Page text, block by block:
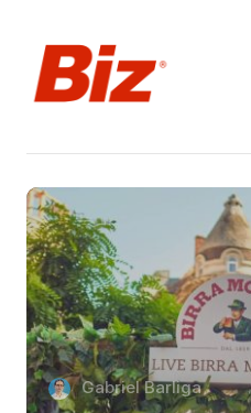
Gabriel Barliga